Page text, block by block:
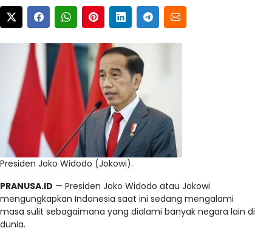
Presiden Joko Widodo (Jokowi).
PRANUSA.ID — Presiden Joko Widodo atau Jokowi
mengungkapkan Indonesia saat ini sedang mengalami
masa sulit sebagaimana yang dialami banyak negara lain di
dunia.